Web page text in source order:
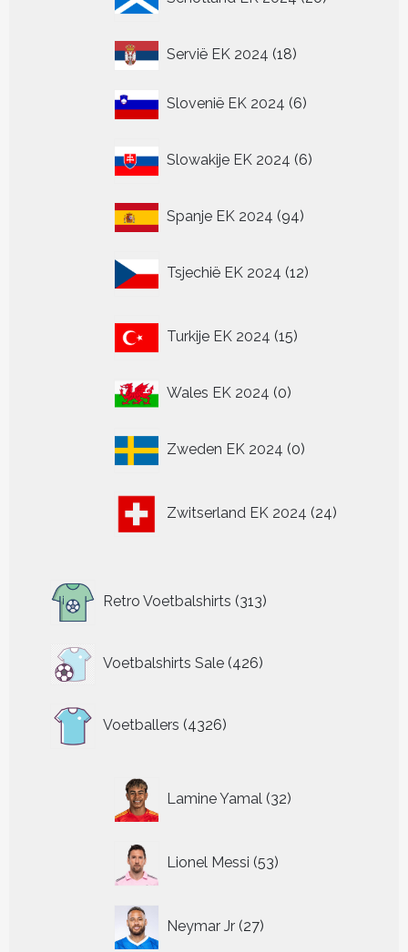
producten
Servië EK 2024 1818
Slovenië EK 2024 66
Slowakije EK 2024 6
producten
Spanje EK 2024 9494
Tsjechië EK 2024 12
producten
Turkije EK 2024 15
producten
Wales EK 2024 00
Zweden EK 2024 0
producten
Zwitserland EK 2024 24
producten
Retro Voetbalshirts 313
producten
Voetbalshirts Sale 426
426
producten
Voetballers 4326
producten
Lamine Yamal 32
producten
Lionel Messi 53
producten
Neymar Jr 27
producten